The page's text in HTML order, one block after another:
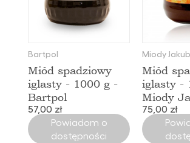
Bartpol
Miód spadziowy
iglasty - 1000 g -
Bartpol
57,00 zł
Powiadom o
dostępności
Miody
Miód
iglasty -
Miody
75,00 zł